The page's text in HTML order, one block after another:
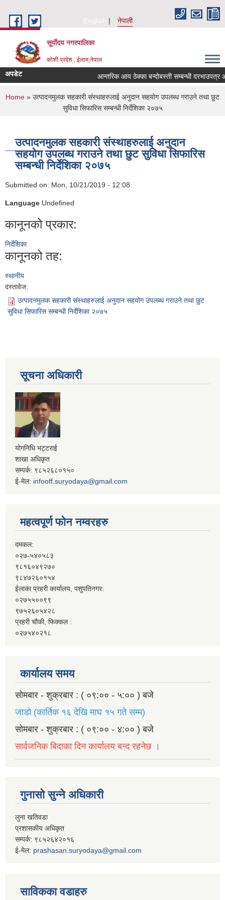
English
नेपाली
सूर्याेदय नगरपालिका
कोशी प्रदेश , ईलाम,नेपाल
अपडेट आन्तरिक आय ठेक्का बन्दोबस्ती सम्बन्धी दरभाउपत्र
You are here
Home » उत्पादनमुलक सहकारी संस्थाहरुलाई अनुदान सहयोग उपलब्ध गराउने तथा छुट
सुविधा सिफारिस सम्बन्धी निर्देशिका २०७५
उत्पादनमुलक सहकारी संस्थाहरुलाई अनुदान
सहयोग उपलब्ध गराउने तथा छुट सुविधा सिफारिस
सम्बन्धी निर्देशिका २०७५
Submitted on: Mon, 10/21/2019 - 12:08
Language Undefined
कानूनको प्रकार:
निर्देशिका
कानूनको तह:
स्थानीय
दस्तावेज:
उत्पादनमुलक सहकारी संस्थाहरुलाई अनुदान सहयोग उपलब्ध गराउने तथा छुट
सुविधा सिफारिस सम्बन्धी निर्देशिका २०७५
सूचना अधिकारी
योगनिधि भट्टराई
शाखा अधिकृत
सम्पर्क: ९८५२६८०१५०
ई-मेल: infooff.suryodaya@gmail.com
महत्वपूर्ण फोन नम्वरहरु
दमकल:
०२७-५४०५८३
९८१६०४९२७०
९८४७२६०१५४
ईलाका प्रहरी कार्यालय, पशुपतिनगर:
०२७५५००९९
९७५२६०५४२८
प्रहरी चौकी, फिक्कल :
०२७५४०२१८
कार्यालय समय
सोमबार - शुक्रबार : ( ०९:०० - ५:०० ) बजे
जाडो (कार्तिक १६ देखि माघ १५ गते सम्म)
सोमबार - शुक्रबार : ( ०९:०० - ४:०० ) बजे
सार्वजनिक बिदाका दिन कार्यालय बन्द रहनेछ ।
गुनासो सुन्ने अधिकारी
लुना खतिवडा
प्रशासकीय अधिकृत
सम्पर्क: ९८५२६४२०१६
ई-मेल: prashasan.suryodaya@gmail.com
साविकका वडाहरु